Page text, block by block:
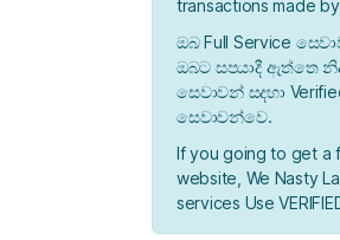
transactions made
ඔබ Full Service
ඔබට සපයාදී ඇත්තෙ
සෙවාවන් සදහා
සෙවාවන්වෙ.
If you going to get a
website, We Nasty
services Use